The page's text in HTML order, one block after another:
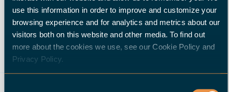
use this information in order to improve and customize your
browsing experience and for analytics and metrics about our
visitors both on this website and other media. To find out
more about the cookies we use, see our Cookie Policy and
Privacy Policy.
CV
Uw bericht